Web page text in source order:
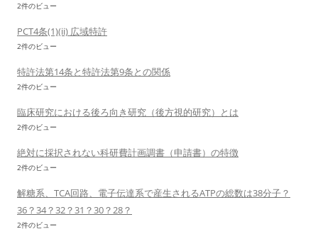
2件のビュー
PCT4条(1)(ii) 広域特許
2件のビュー
特許法第14条と特許法第9条との関係
2件のビュー
臨床研究における後ろ向き研究（後方視的研究）とは
2件のビュー
絶対に採択されない科研費計画調書（申請書）の特徴
2件のビュー
解糖系、TCA回路、電子伝達系で産生されるATPの総数は38分子？
36？34？32？31？30？28？
2件のビュー